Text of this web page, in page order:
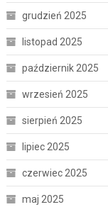
grudzień 2025
listopad 2025
październik 2025
wrzesień 2025
sierpień 2025
lipiec 2025
czerwiec 2025
maj 2025